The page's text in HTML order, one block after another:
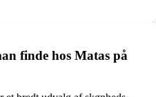
finde hos Matas på